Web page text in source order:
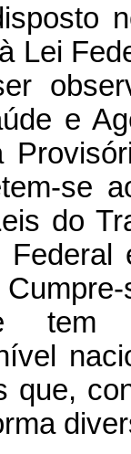
Lei
e
se
do
tem
que,